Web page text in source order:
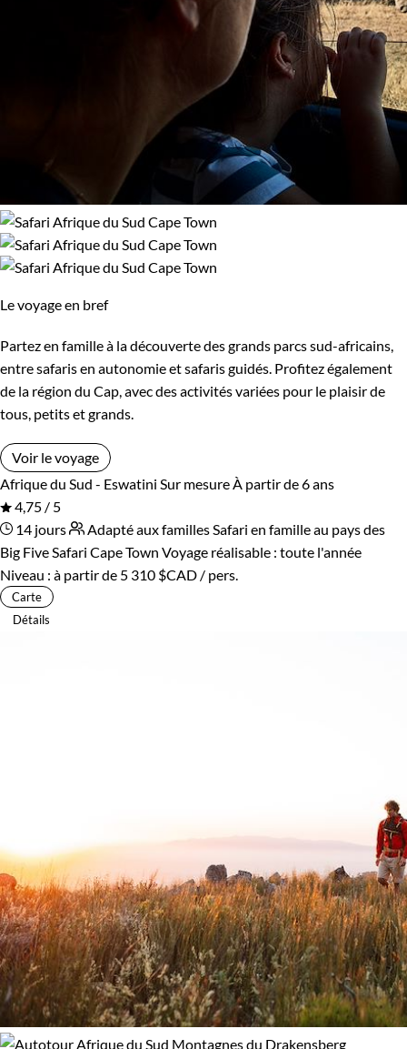
Haut de gamme
Semi-itinérant
Le voyage en bref
Partez en famille à la découverte des grands parcs sud-africains,
entre safaris en autonomie et safaris guidés. Profitez également
de la région du Cap, avec des activités variées pour le plaisir de
tous, petits et grands.
Voir le voyage
Afrique du Sud - Eswatini Sur mesure À partir de 6 ans
4,75 / 5
14 jours
Adapté aux familles Safari en famille au pays des
Big Five Safari Cape Town Voyage réalisable : toute l'année
Niveau : à partir de 5 310 $CAD / pers.
Carte
Détails